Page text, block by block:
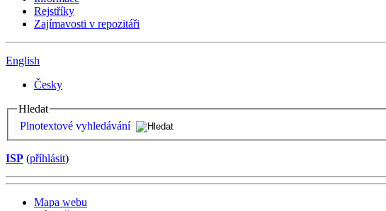
Rejstříky
Zajímavosti v repozitáři
English
Česky
Hledat
Plnotextové vyhledávání
ISP (příhlásit)
Mapa webu